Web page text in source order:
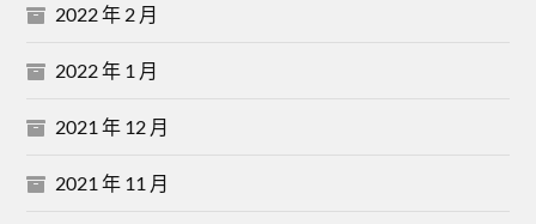
2022 年 2 月
2022 年 1 月
2021 年 12 月
2021 年 11 月